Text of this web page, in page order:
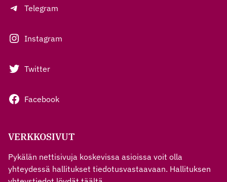
Telegram
Instagram
Twitter
Facebook
VERKKOSIVUT
Pykälän nettisivuja koskevissa asioissa voit olla
yhteydessä hallitukset tiedotusvastaavaan. Hallituksen